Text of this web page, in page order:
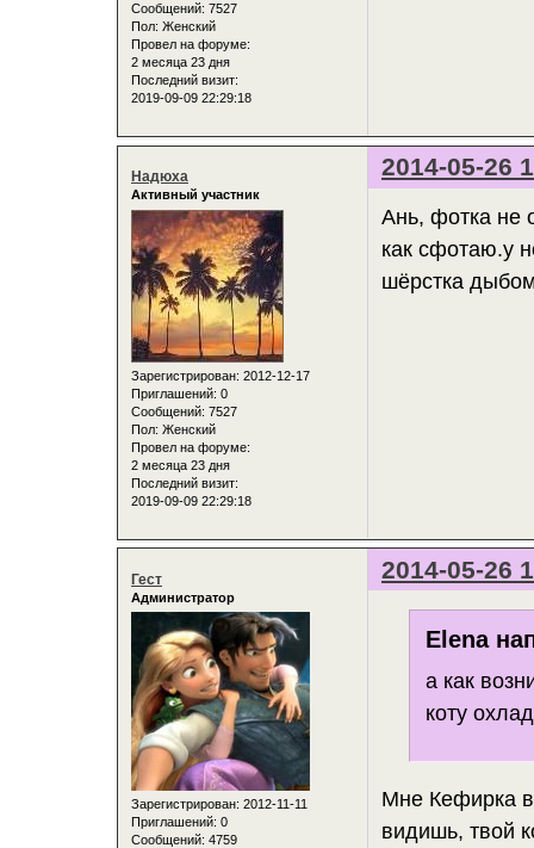
Сообщений: 7527
Пол: Женский
Провел на форуме:
2 месяца 23 дня
Последний визит:
2019-09-09 22:29:18
2014-05-26
Надюха
Активный участник
Зарегистрирован: 2012-12-17
Приглашений: 0
Сообщений: 7527
Пол: Женский
Провел на форуме:
2 месяца 23 дня
Последний визит:
2019-09-09 22:29:18
Ань, фотка не
как сфотаю.у
шёрстка дыбом
2014-05-26
Гест
Администратор
Зарегистрирован: 2012-11-11
Приглашений: 0
Сообщений: 4759
Elena
а как
коту
Мне Кефирка
видишь, твой